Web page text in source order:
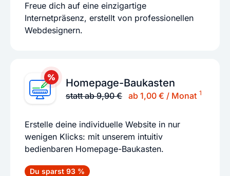
Freue dich auf eine einzigartige
Internetpräsenz, erstellt von professionellen
Webdesignern.
Homepage-Baukasten
statt ab 9,90 € ab 1,00 € / Monat 1
Erstelle deine individuelle Website in nur
wenigen Klicks: mit unserem intuitiv
bedienbaren Homepage-Baukasten.
Du sparst 93 %